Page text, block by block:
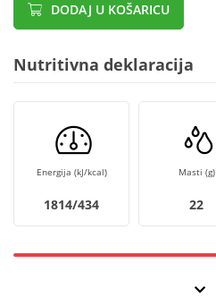
DODAJ U KOŠARICU
Nutritivna deklaracija
Energija (kJ/kcal)
1814/434
Masti (g)
22